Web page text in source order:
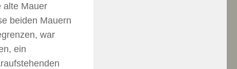
alte Mauer
beiden Mauern
war
ein